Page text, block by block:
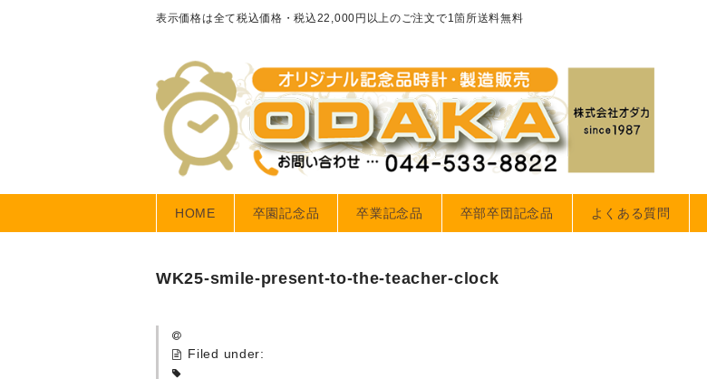
表示価格は全て税込価格・税込22,000円以上のご注文で1箇所送料無料
HOME 卒園記念品 卒業記念品 卒部卒団記念品 よくある質問
WK25-smile-present-to-the-teacher-clock
Filed under: